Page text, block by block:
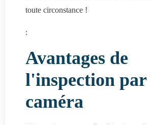
toute circonstance !
:
Avantages de
l'inspection par
caméra